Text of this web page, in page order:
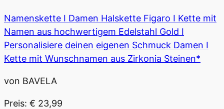
Namenskette I Damen Halskette Figaro I Kette mit
Namen aus hochwertigem Edelstahl Gold I
Personalisiere deinen eigenen Schmuck Damen I
Kette mit Wunschnamen aus Zirkonia Steinen*
von BAVELA
Preis: € 23,99